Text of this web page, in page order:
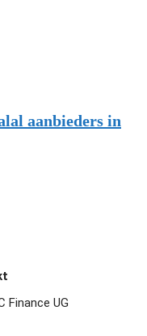
aanbieders in
Finance UG
Upfront Creatine
hoe verhoudt de